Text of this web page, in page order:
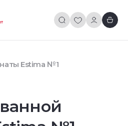
Estima №1